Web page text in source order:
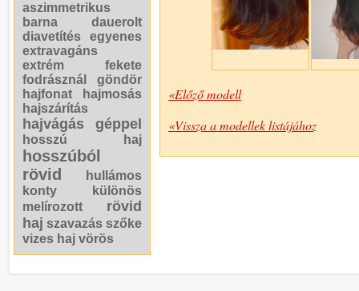
aszimmetrikus
barna
dauerolt
diavetítés
egyenes
extravagáns
extrém
fekete
fodrásznál
göndör
hajfonat
hajmosás
hajszárítás
hajvágás géppel
hosszú haj
hosszúból
rövid
hullámos
konty
különös
melírozott
rövid
haj szavazás szőke
vizes haj vörös
«Előző modell
«Vissza a modellek listájához